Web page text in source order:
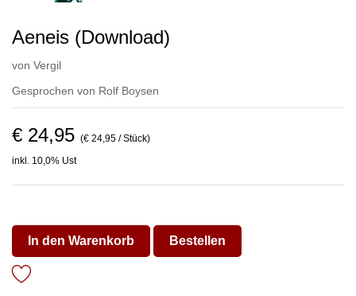
Aeneis (Download)
von Vergil
Gesprochen von Rolf Boysen
€ 24,95 (€ 24,95 / Stück)
inkl. 10,0% Ust
In den Warenkorb Bestellen